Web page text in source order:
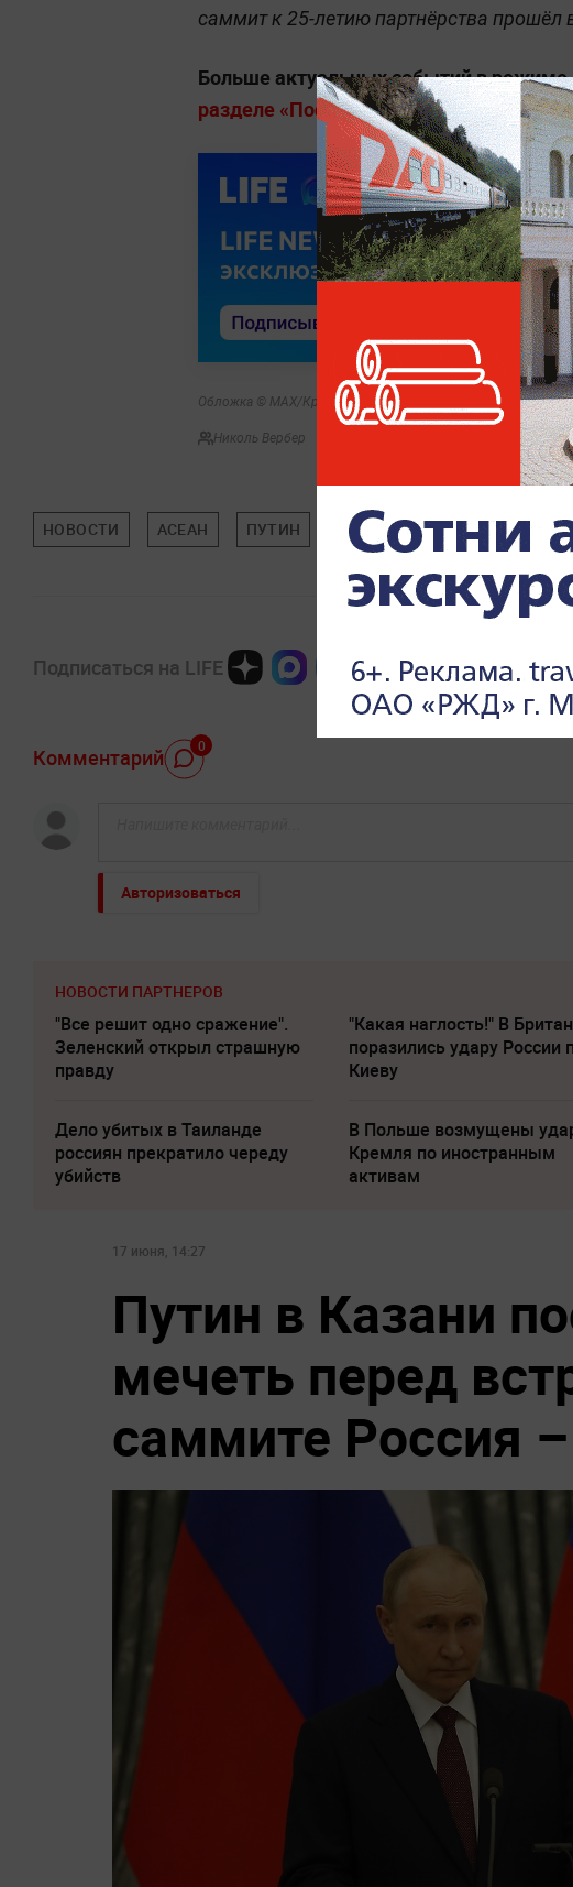
саммит к 25-летию партнёрства прошёл
Больше актуальных событий в
разделе «Последние новости» на Life.ru
Обложка © МАХ/Кремль. Новости
Николь Вербер
НОВОСТИ АСЕАН ПУТИН МИРОВАЯ ПОЛИТИКА
Подписаться на LIFE
Комментарий 0
Авторизоваться
НОВОСТИ ПАРТНЕРОВ
"Все решит одно сражение".
Зеленский открыл страшную
правду
"Какая наглость!" В
поразились удару России
Киеву
Дело убитых в Таиланде
россиян прекратило череду
убийств
В Польше возмущены
Кремля по иностранным
активам
17 июня, 14:27
Путин в Казани
мечеть перед
саммите Россия